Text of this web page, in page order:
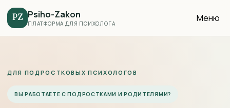
PZ Psiho-Zakon
ПЛАТФОРМА ДЛЯ ПСИХОЛОГА Меню
ДЛЯ ПОДРОСТКОВЫХ ПСИХОЛОГОВ
ВЫ РАБОТАЕТЕ С ПОДРОСТКАМИ И РОДИТЕЛЯМИ?